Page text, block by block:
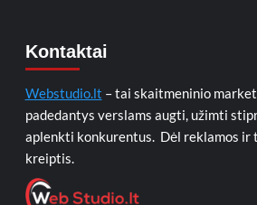
Kontaktai
Webstudio.lt – tai skaitmeninio
padedantys verslams augti, užimti
aplenkti konkurentus. Dėl reklamos ir
kreiptis.